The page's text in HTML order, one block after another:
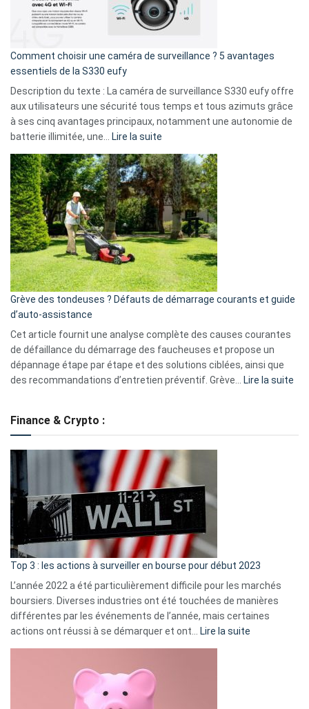
La
fuite
16
données
menace
Facebook,
et
GitHub
Comment choisir une caméra de surveillance ? 5 avantages
essentiels de la S330 eufy
Description du texte : La caméra de surveillance S330 eufy offre
aux utilisateurs une sécurité tous temps et tous azimuts grâce
à ses cinq avantages principaux, notamment une autonomie de
batterie illimitée, une…
Lire la suite
choisir
une
caméra
de
surveillance
?
5
avantages
essentiels
de
S330
eufy
Grève des tondeuses ? Défauts de démarrage courants et guide
d’auto-assistance
Cet article fournit une analyse complète des causes courantes
de défaillance du démarrage des faucheuses et propose un
dépannage étape par étape et des solutions ciblées, ainsi que
des recommandations d’entretien préventif. Grève…
Lire la suite
Finance & Crypto :
Top 3 : les actions à surveiller en bourse pour début 2023
L’année 2022 a été particulièrement difficile pour les marchés
boursiers. Diverses industries ont été touchées de manières
différentes par les événements de l’année, mais certaines
actions ont réussi à se démarquer et ont…
Lire la suite